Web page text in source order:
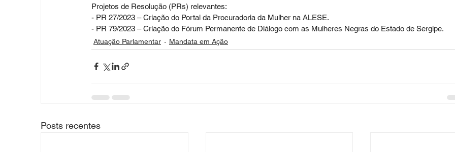
Projetos de Resolução (PRs) relevantes:
- PR 27/2023 – Criação do Portal da Procuradoria da Mulher na ALESE.
- PR 79/2023 – Criação do Fórum Permanente de Diálogo com as Mulheres Negras do Estado de Sergipe.
Atuação Parlamentar Mandata em Ação
Posts recentes